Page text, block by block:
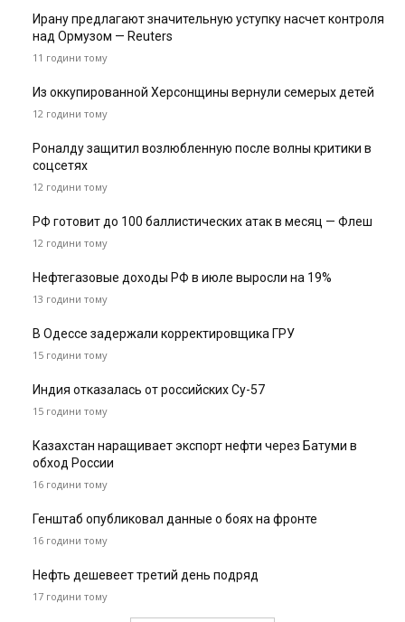
Ирану предлагают значительную уступку насчет контроля
над Ормузом — Reuters
11 години тому
Из оккупированной Херсонщины вернули семерых детей
12 години тому
Роналду защитил возлюбленную после волны критики в
соцсетях
12 години тому
РФ готовит до 100 баллистических атак в месяц — Флеш
12 години тому
Нефтегазовые доходы РФ в июле выросли на 19%
13 години тому
В Одессе задержали корректировщика ГРУ
15 години тому
Индия отказалась от российских Су-57
15 години тому
Казахстан наращивает экспорт нефти через Батуми в
обход России
16 години тому
Генштаб опубликовал данные о боях на фронте
16 години тому
Нефть дешевеет третий день подряд
17 години тому